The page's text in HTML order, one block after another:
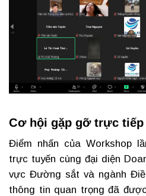
Cơ hội gặp gỡ trực
Điểm nhấn của Workshop
trực tuyến cùng đại diện
vực Đường sắt và ngành
thông tin quan trọng đã